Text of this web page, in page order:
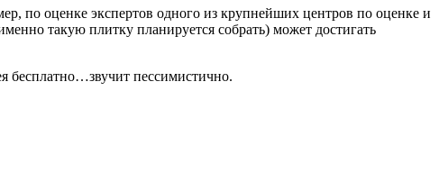
по оценке экспертов одного из крупнейших центров по оценке и
такую плитку планируется собрать) может достигать
бесплатно…звучит пессимистично.